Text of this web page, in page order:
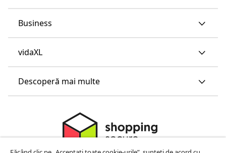
Business
vidaXL
Descoperă mai multe